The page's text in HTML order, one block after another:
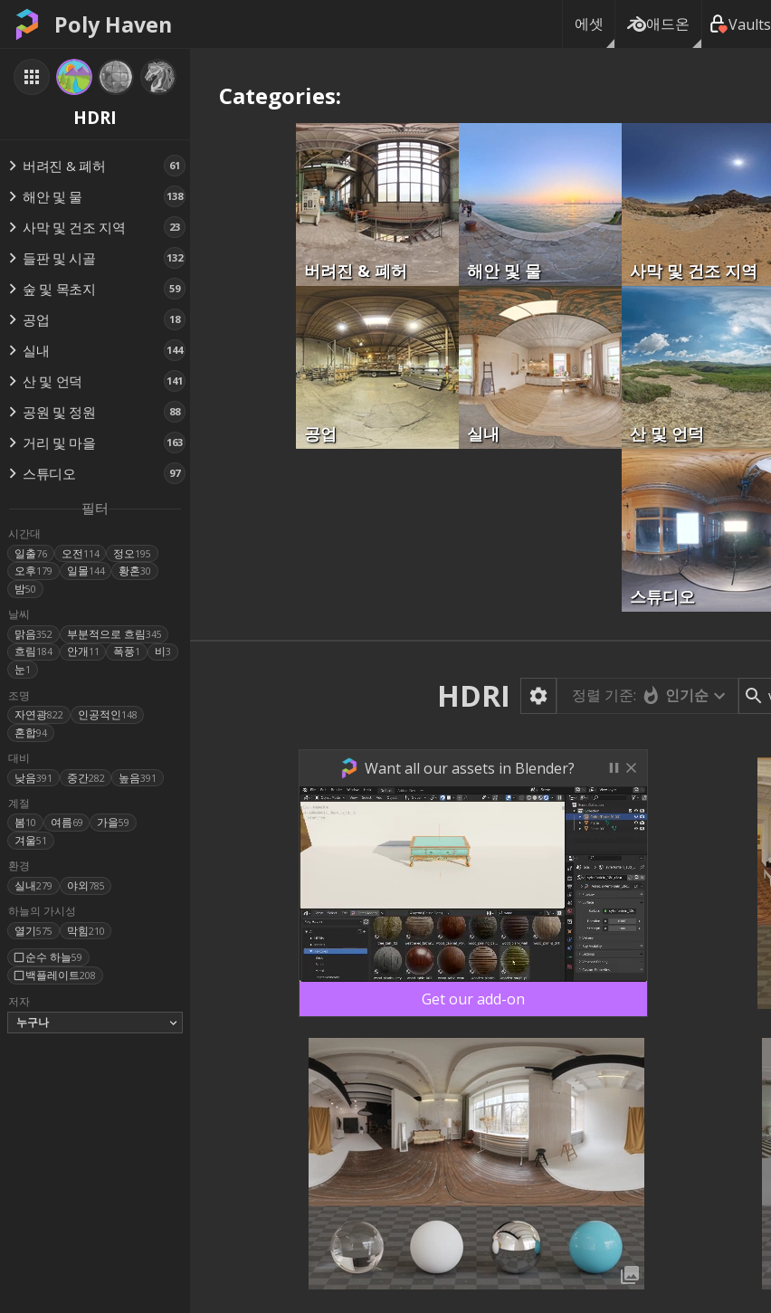
Poly Haven 에셋 애드온 Vaults
HDRI
버려진 & 폐허 61
해안 및 물 138
사막 및 건조 지역 23
들판 및 시골 132
숲 및 목초지 59
공업 18
실내 144
산 및 언덕 141
공원 및 정원 88
거리 및 마을 163
스튜디오 97
필터
시간대
일출76 오전 114 정오195
오후179 일몰144 황혼30
밤50
날씨
맑음352 부분적으로 흐림345
흐림 184 안개11 폭풍1 비3
눈1
조명
자연광822 인공적인 148
혼합94
대비
낮음391 중간282 높음391
계절
봄10 여름69 가을59
겨울51
환경
실내279 야외 785
하늘의 가시성
열기575 막힘210
순수 하늘59
백플레이트208
저자
누구나
Categories:
버려진 & 폐허 해안 및 물 사막 및 건조 지역
공업 실내 산 및 언덕
스튜디오
HDRI 정렬 기준: 인기순
Want all our assets in Blender?
Get our add-on